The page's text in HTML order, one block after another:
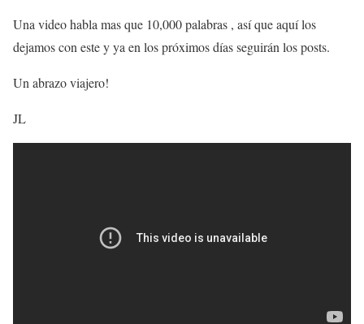
Una video habla mas que 10,000 palabras , así que aquí los
dejamos con este y ya en los próximos días seguirán los posts.
Un abrazo viajero!
JL